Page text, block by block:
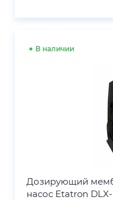
В наличии
Дозирующий
насос Etatron